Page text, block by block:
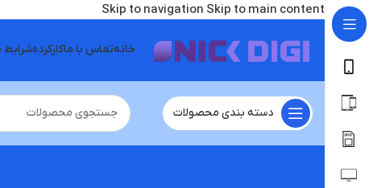
Skip to navigation Skip to main content
خانهتماس با ماکارکرده
دسته بندی محصولات